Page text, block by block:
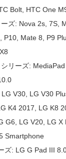
Bolt, HTC One
ズ: Nova 2s, 7S,
P10, Mate 8, P9
リーズ:
V30, LG V30
K4 2017, LG K8
G6, LG V20, LG X
Smartphone
ズ: LG G Pad III